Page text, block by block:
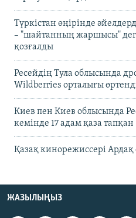
Түркістан өңірінде
– "шайтанның жаршысы"
қозғалды
Ресейдің Тула облысында
Wildberries орталығы
Киев пен Киев облысында
кемінде 17 адам қаза тапқан
Қазақ кинорежиссері Ардақ
ЖАЗЫЛЫҢЫЗ